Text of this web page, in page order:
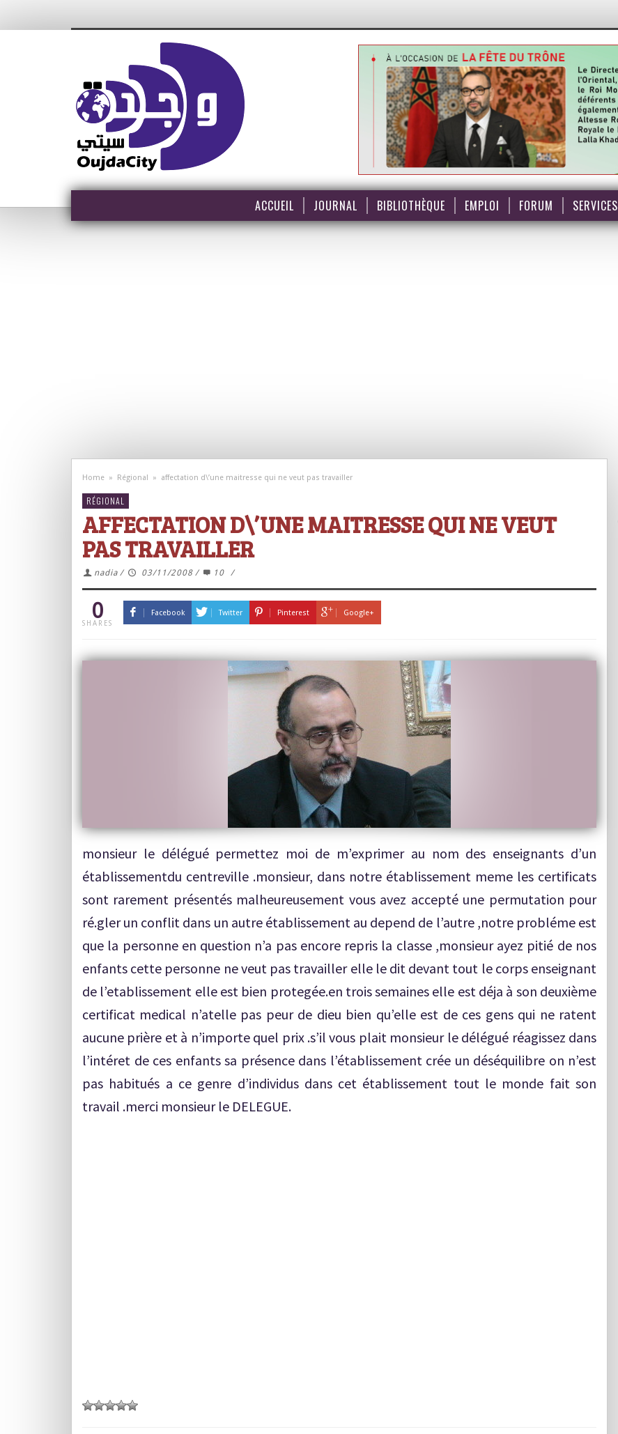
ACCUEIL JOURNAL BIBLIOTHÈQUE EMPLOI FORUM SERVICES
Home » Régional » affectation d\’une maitresse qui ne veut pas travailler
RÉGIONAL
AFFECTATION D\’UNE MAITRESSE QUI NE VEUT
PAS TRAVAILLER
nadia / 03/11/2008 / 10 /
0
SHARES
Facebook Twitter Pinterest Google+
monsieur le délégué permettez moi de m’exprimer au nom des enseignants d’un
établissementdu centreville .monsieur, dans notre établissement meme les certificats
sont rarement présentés malheureusement vous avez accepté une permutation pour
ré.gler un conflit dans un autre établissement au depend de l’autre ,notre probléme est
que la personne en question n’a pas encore repris la classe ,monsieur ayez pitié de nos
enfants cette personne ne veut pas travailler elle le dit devant tout le corps enseignant
de l’etablissement elle est bien protegée.en trois semaines elle est déja à son deuxième
certificat medical n’atelle pas peur de dieu bien qu’elle est de ces gens qui ne ratent
aucune prière et à n’importe quel prix .s’il vous plait monsieur le délégué réagissez dans
l’intéret de ces enfants sa présence dans l’établissement crée un déséquilibre on n’est
pas habitués a ce genre d’individus dans cet établissement tout le monde fait son
travail .merci monsieur le DELEGUE.